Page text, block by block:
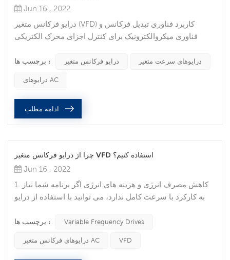
Jun 16 , 2022
درایو فرکانس متغیر (VFD) کاربرد فناوری تبدیل فرکانس و
فناوری میکروالکترونیک برای کنترل اجزای محرک الکتریکی
است. فناوری تبدیل فرکانس تحت تقاضای گسترده تنظیم
محدودیت‌های کاربردی زیاد تنظیم سرعت DC سنتی متولد شد.
نام های دیگر VFD ها درایوهای سرعت متغیر، درایوهای سرعت
برچسب ها : درایو فرکانس متغیر درایوهای سرعت متغیر
درایوهای AC
ادامه مطلب
چرا از درایو فرکانس متغیر VFD استفاده کنیم؟
Jun 16 , 2022
1. کاهش مصرف انرژی و هزینه های انرژی اگر برنامه شما نیاز
به کارکرد با سرعت کامل ندارد، می توانید با استفاده از درایو
فرکانس متغیر است، هزینه های انرژی را کاهش دهید. VFD ها به
نیازهای بار مطابقت دهید. هیچ روش دیگری برای کنترل موتور
برچسب ها : Variable Frequency Drives
درایوهای فرکانس متغیر AC VFD